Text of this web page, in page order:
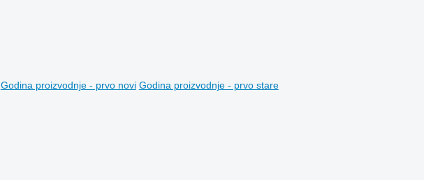
Godina proizvodnje - prvo novi Godina proizvodnje - prvo stare